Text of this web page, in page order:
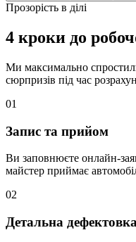
Прозорість в ділі
4 кроки до
Ми максимально
сюрпризів під час
01
Запис та прийом
Ви заповнюєте онлайн-
майстер приймає
02
Детальна дефектовка